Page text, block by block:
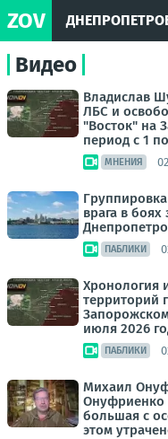
ZOV
Видео
Владислав
ЛБС и
"Восток" на
период с 1
МНЕНИЯ
врага в
ПАБЛИКИ
Хронология
территорий
июля 2026
ПАБЛИКИ
Михаил
Онуфриенко
большая с
этом